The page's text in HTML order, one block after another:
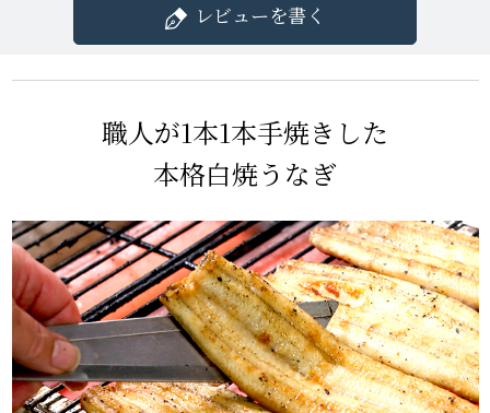
レビューを書く
職人が1本1本手焼きした
本格白焼うなぎ